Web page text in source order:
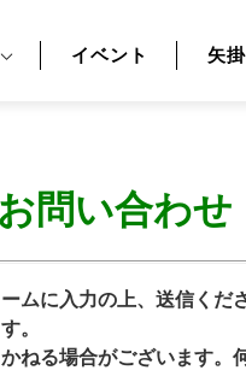
イベント 矢
お問い合わせ
ムに入力の上、送信くだ
。
ねる場合がございます。